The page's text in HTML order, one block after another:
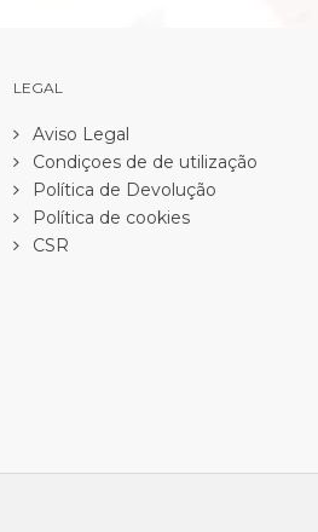
LEGAL
Aviso Legal
Condiçoes de de utilização
Política de Devolução
Política de cookies
CSR